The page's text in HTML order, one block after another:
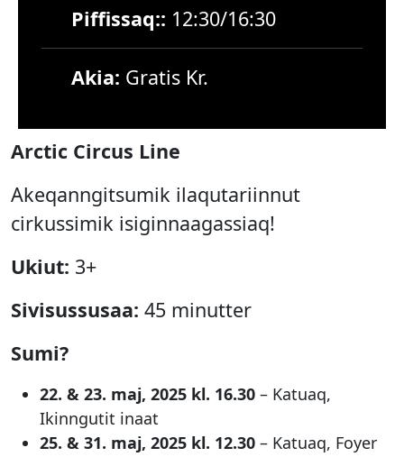
Piffissaq:: 12:30/16:30
Akia: Gratis Kr.
Arctic Circus Line
Akeqanngitsumik ilaqutariinnut
cirkussimik isiginnaagassiaq!
Ukiut: 3+
Sivisussusaa: 45 minutter
Sumi?
22. & 23. maj, 2025 kl. 16.30 – Katuaq,
Ikinngutit inaat
25. & 31. maj, 2025 kl. 12.30 – Katuaq, Foyer